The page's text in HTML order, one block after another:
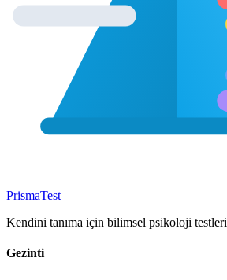
PrismaTest
Kendini tanıma için bilimsel psikoloji testleri
Gezinti